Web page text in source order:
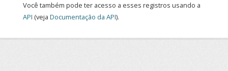
Você também pode ter acesso a esses registros usando a
API (veja Documentação da API).